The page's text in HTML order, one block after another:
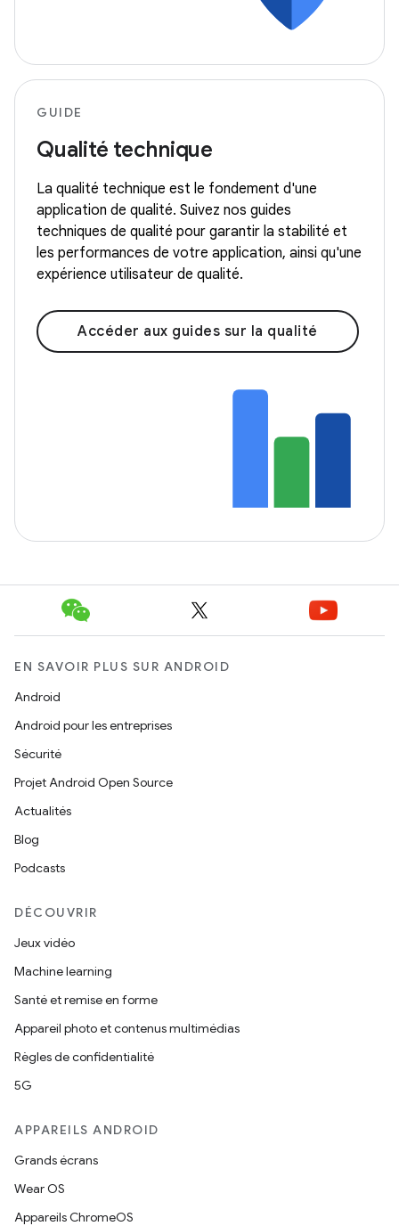
GUIDE
Qualité technique
La qualité technique est le fondement d'une
application de qualité. Suivez nos guides
techniques de qualité pour garantir la stabilité et
les performances de votre application, ainsi qu'une
expérience utilisateur de qualité.
Accéder aux guides sur la qualité
EN SAVOIR PLUS SUR ANDROID
Android
Android pour les entreprises
Sécurité
Projet Android Open Source
Actualités
Blog
Podcasts
DÉCOUVRIR
Jeux vidéo
Machine learning
Santé et remise en forme
Appareil photo et contenus multimédias
Règles de confidentialité
5G
APPAREILS ANDROID
Grands écrans
Wear OS
Appareils ChromeOS